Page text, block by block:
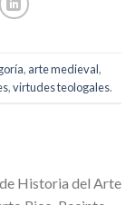
, arte medieval,
,virtudes teologales.
Historia del Arte